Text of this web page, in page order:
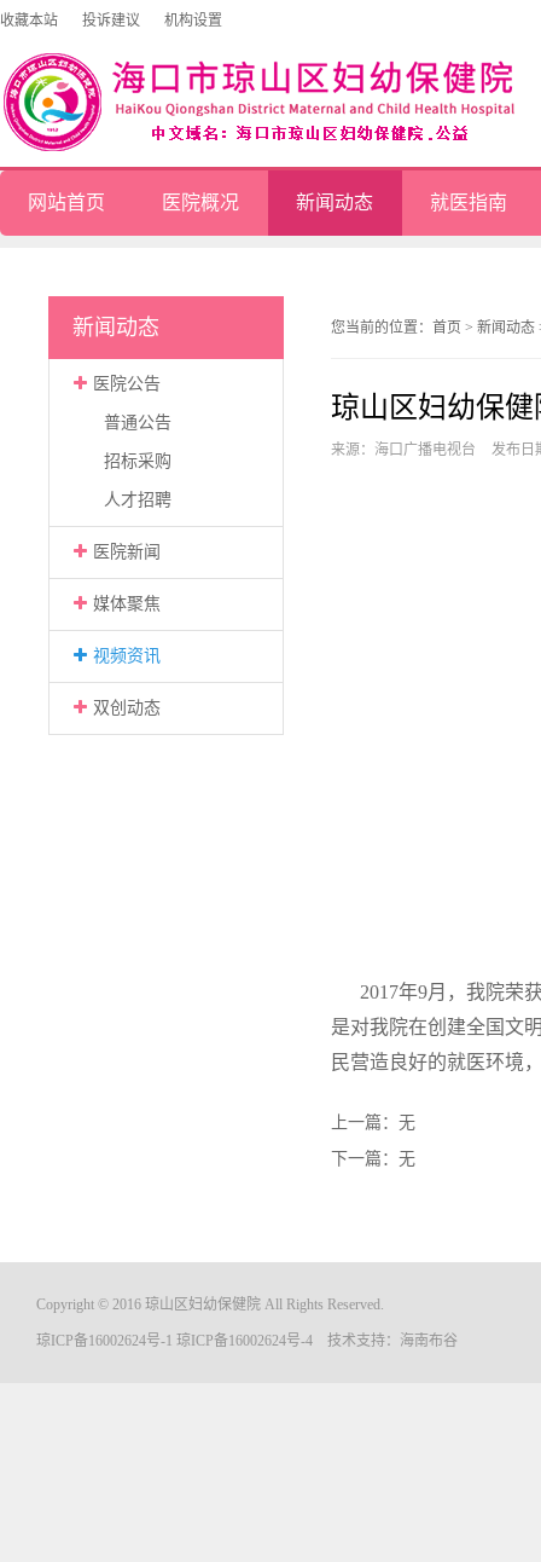
收藏本站 投诉建议 机构设置
网站首页 医院概况 新闻动态 就医指南
新闻动态
医院公告
普通公告
招标采购
人才招聘
医院新闻
媒体聚焦
视频资讯
双创动态
您当前的位置： 首页 > 新闻动态
琼山区妇幼保
来源：海口广播电视台 发布日
2017年9月，我院荣获
是对我院在创建全国文
民营造良好的就医环境
上一篇：无
下一篇：无
Copyright © 2016 琼山区妇幼保健院 All Rights Reserved.
琼ICP备16002624号-1 琼ICP备16002624号-4 技术支持： 海南布谷